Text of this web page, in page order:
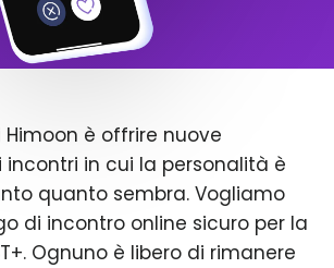
Himoon è offrire nuove
in cui la personalità è
quanto sembra. Vogliamo
di incontro online sicuro per la
Ognuno è libero di rimanere